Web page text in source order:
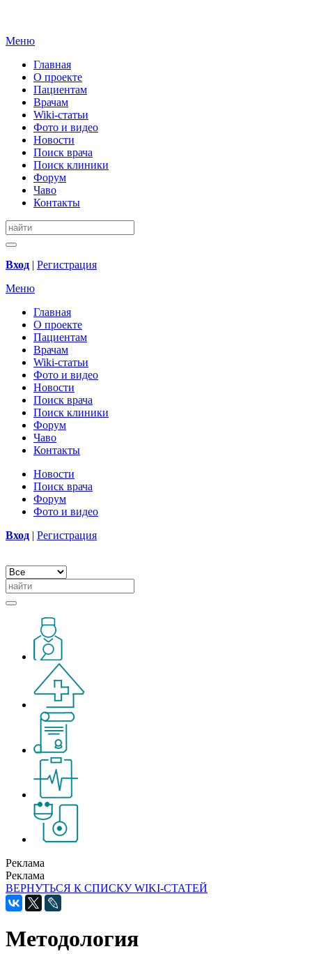
Меню
Главная
О проекте
Пациентам
Врачам
Wiki-статьи
Фото и видео
Новости
Поиск врача
Поиск клиники
Форум
Чаво
Контакты
Вход | Регистрация
Меню
Главная
О проекте
Пациентам
Врачам
Wiki-статьи
Фото и видео
Новости
Поиск врача
Поиск клиники
Форум
Чаво
Контакты
Новости
Поиск врача
Форум
Фото и видео
Вход | Регистрация
Реклама
Реклама
ВЕРНУТЬСЯ К СПИСКУ WIKI-СТАТЕЙ
Методология